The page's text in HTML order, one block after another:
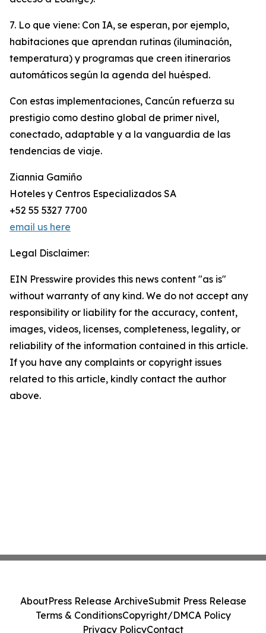
7. Lo que viene: Con IA, se esperan, por ejemplo,
habitaciones que aprendan rutinas (iluminación,
temperatura) y programas que creen itinerarios
automáticos según la agenda del huésped.
Con estas implementaciones, Cancún refuerza su
prestigio como destino global de primer nivel,
conectado, adaptable y a la vanguardia de las
tendencias de viaje.
Ziannia Gamiño
Hoteles y Centros Especializados SA
+52 55 5327 7700
email us here
Legal Disclaimer:
EIN Presswire provides this news content "as is"
without warranty of any kind. We do not accept any
responsibility or liability for the accuracy, content,
images, videos, licenses, completeness, legality, or
reliability of the information contained in this article.
If you have any complaints or copyright issues
related to this article, kindly contact the author
above.
AboutPress Release ArchiveSubmit Press Release
Terms & ConditionsCopyright/DMCA Policy
Privacy PolicyContact